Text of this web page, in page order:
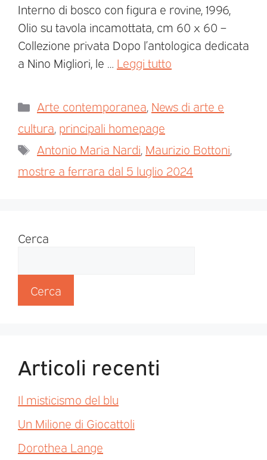
Interno di bosco con figura e rovine, 1996,
Olio su tavola incamottata, cm 60 x 60 –
Collezione privata Dopo l’antologica dedicata
a Nino Migliori, le … Leggi tutto
Arte contemporanea, News di arte e
cultura, principali homepage
Antonio Maria Nardi, Maurizio Bottoni,
mostre a ferrara dal 5 luglio 2024
Cerca
Cerca
Articoli recenti
Il misticismo del blu
Un Milione di Giocattoli
Dorothea Lange